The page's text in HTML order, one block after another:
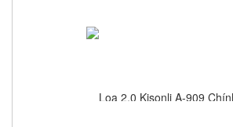
Số lượng: 100